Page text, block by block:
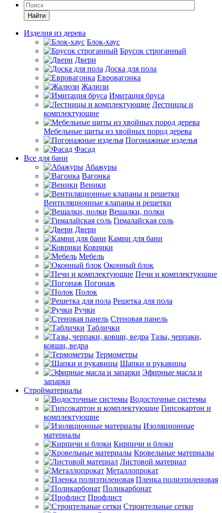
Найти
Изделия из дерева
Блок-хаус
Брусок строганный
Двери
Доска для пола
Евровагонка
Жалюзи
Имитация бруса
Лестницы и
комплектующие
Мебельные щиты из хвойных пород дерева
Погонажные изделья
Фасад
Все для бани
Абажуры
Вагонка
Веники
Вентиляционные клапаны и решетки
Вешалки, полки
Гималайская соль
Двери
Камни для бани
Коврики
Мебель
Оконный блок
Печи и комплектующие
Погонаж
Полок
Решетка для пола
Ручки
Стеновая панель
Таблички
Тазы, черпаки,
ковши, ведра
Термометры
Шапки и рукавицы
Эфирные масла и
запарки
Стройматериалы
Водосточные системы
Гипсокартон и
комплектующие
Изоляционные
материалы
Кирпичи и блоки
Кровельные материалы
Листовой материал
Металлопрокат
Пленка полиэтиленовая
Поликарбонат
Профлист
Строительные сетки